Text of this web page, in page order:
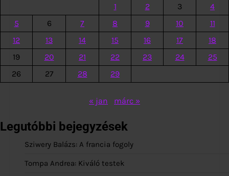
1
2 3
4
5
6 7 8 9 10
11
12
13 14 15 16 17
18
19
20 21 22 23 24
25
26
27 28 29
« jan márc »
Legutóbbi bejegyzések
Sziwery Balázs: A francia fogoly
Tompa Andrea: Kiváló testek